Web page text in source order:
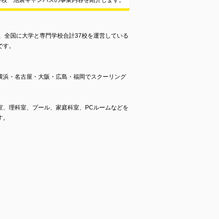
全国に大学と専門学校合計37校を運営している
。
・名古屋・大阪・広島・福岡でスクーリング
理科室、プール、家庭科室、PCルームなどを